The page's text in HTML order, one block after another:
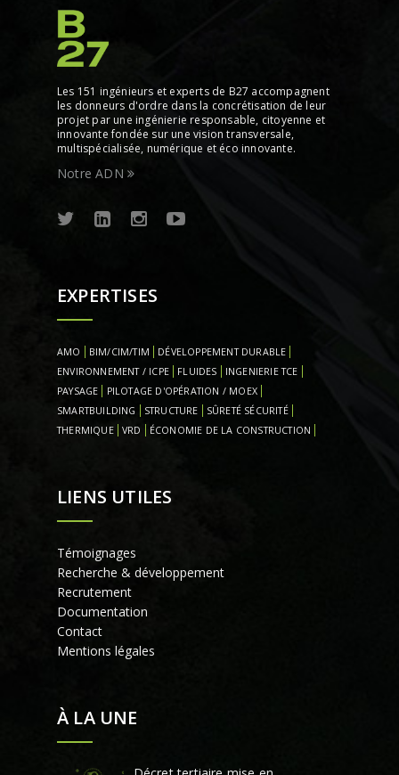
Les 151 ingénieurs et experts de B27 accompagnent
les donneurs d'ordre dans la concrétisation de leur
projet par une ingénierie responsable, citoyenne et
innovante fondée sur une vision transversale,
multispécialisée, numérique et éco innovante.
Notre ADN
EXPERTISES
AMO BIM/CIM/TIM
DÉVELOPPEMENT DURABLE
ENVIRONNEMENT / ICPE
FLUIDES
INGENIERIE TCE
PAYSAGE
PILOTAGE D'OPÉRATION / MOEX
SMARTBUILDING
STRUCTURE
SÛRETÉ SÉCURITÉ
THERMIQUE
VRD ÉCONOMIE DE LA CONSTRUCTION
LIENS UTILES
Témoignages
Recherche & développement
Recrutement
Documentation
Contact
Mentions légales
À LA UNE